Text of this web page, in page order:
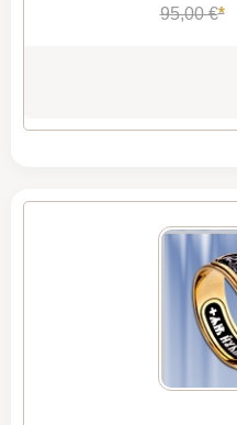
95,00 €*